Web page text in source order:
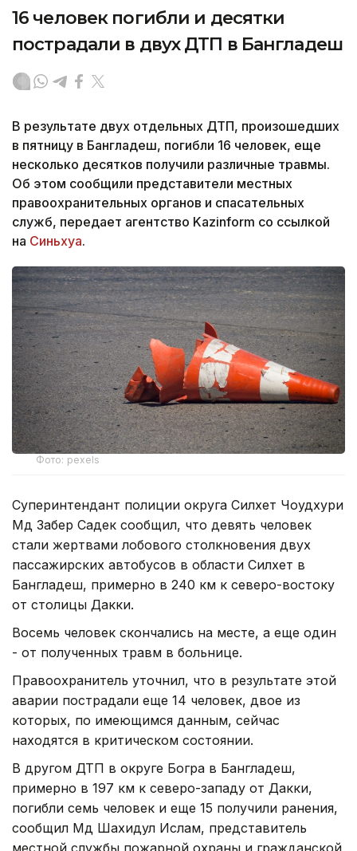
16 человек погибли и десятки
пострадали в двух ДТП в Бангладеш
В результате двух отдельных ДТП, произошедших
в пятницу в Бангладеш, погибли 16 человек, еще
несколько десятков получили различные травмы.
Об этом сообщили представители местных
правоохранительных органов и спасательных
служб, передает агентство Kazinform со ссылкой
на Синьхуа.
Фото: pexels
Суперинтендант полиции округа Силхет Чоудхури
Мд Забер Садек сообщил, что девять человек
стали жертвами лобового столкновения двух
пассажирских автобусов в области Силхет в
Бангладеш, примерно в 240 км к северо-востоку
от столицы Дакки.
Восемь человек скончались на месте, а еще один
- от полученных травм в больнице.
Правоохранитель уточнил, что в результате этой
аварии пострадали еще 14 человек, двое из
которых, по имеющимся данным, сейчас
находятся в критическом состоянии.
В другом ДТП в округе Богра в Бангладеш,
примерно в 197 км к северо-западу от Дакки,
погибли семь человек и еще 15 получили ранения,
сообщил Мд Шахидул Ислам, представитель
местной службы пожарной охраны и гражданской